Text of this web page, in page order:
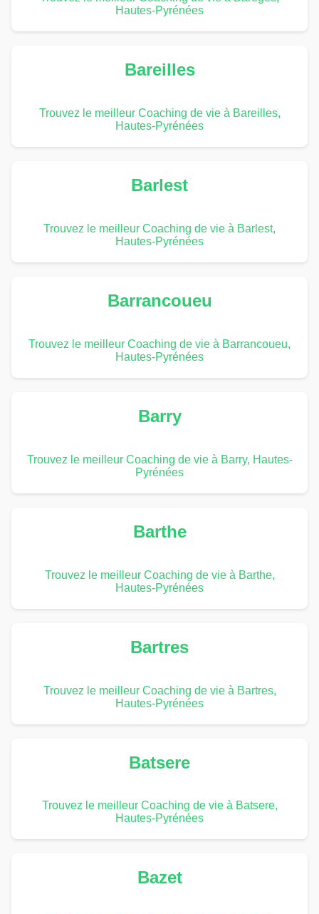
Hautes-Pyrénées
Bareilles
Trouvez le meilleur Coaching de vie à Bareilles,
Hautes-Pyrénées
Barlest
Trouvez le meilleur Coaching de vie à Barlest,
Hautes-Pyrénées
Barrancoueu
Trouvez le meilleur Coaching de vie à Barrancoueu,
Hautes-Pyrénées
Barry
Trouvez le meilleur Coaching de vie à Barry, Hautes-
Pyrénées
Barthe
Trouvez le meilleur Coaching de vie à Barthe,
Hautes-Pyrénées
Bartres
Trouvez le meilleur Coaching de vie à Bartres,
Hautes-Pyrénées
Batsere
Trouvez le meilleur Coaching de vie à Batsere,
Hautes-Pyrénées
Bazet